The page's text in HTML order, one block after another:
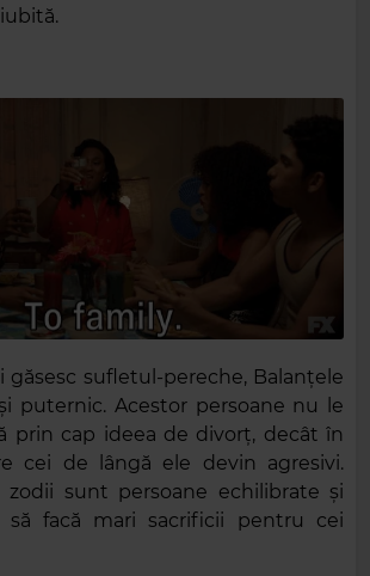
găsesc sufletul-pereche, Balanțele
puternic. Acestor persoane nu le
prin cap ideea de divorț, decât în
cei de lângă ele devin agresivi.
zodii sunt persoane echilibrate și
să facă mari sacrificii pentru cei